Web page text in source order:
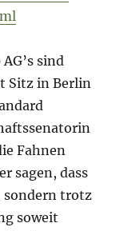
sind
Sitz in Berlin
Fahnen
sagen, dass
sondern trotz
soweit